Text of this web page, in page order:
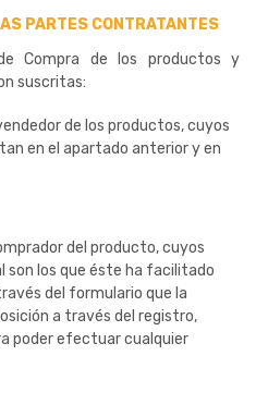
PARTES CONTRATANTES
Compra de los productos y
suscritas:
de los productos, cuyos
en el apartado anterior y en
del producto, cuyos
son los que éste ha facilitado
del formulario que la
a través del registro,
poder efectuar cualquier